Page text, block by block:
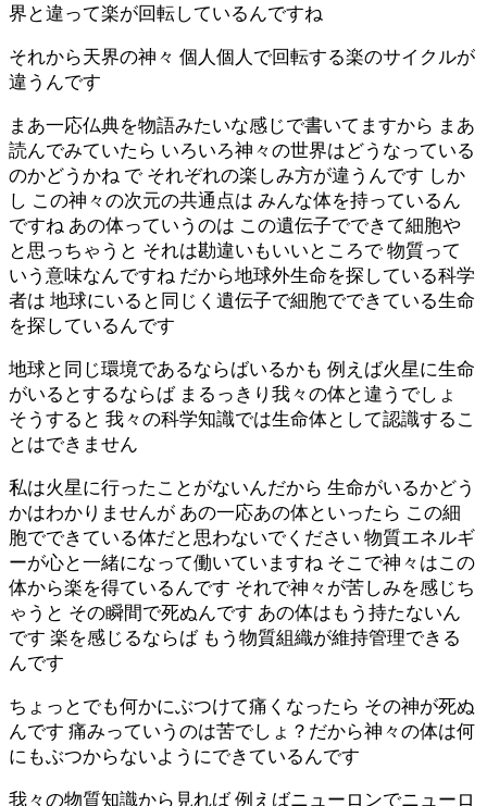
界と違って楽が回転しているんですね
それから天界の神々 個人個人で回転する楽のサイクルが
違うんです
まあ一応仏典を物語みたいな感じで書いてますから まあ
読んでみていたら いろいろ神々の世界はどうなっている
のかどうかね で それぞれの楽しみ方が違うんです しか
し この神々の次元の共通点は みんな体を持っているん
ですね あの体っていうのは この遺伝子でできて細胞や
と思っちゃうと それは勘違いもいいところで 物質って
いう意味なんですね だから地球外生命を探している科学
者は 地球にいると同じく遺伝子で細胞でできている生命
を探しているんです
地球と同じ環境であるならばいるかも 例えば火星に生命
がいるとするならば まるっきり我々の体と違うでしょ
そうすると 我々の科学知識では生命体として認識するこ
とはできません
私は火星に行ったことがないんだから 生命がいるかどう
かはわかりませんが あの一応あの体といったら この細
胞でできている体だと思わないでください 物質エネルギ
ーが心と一緒になって働いていますね そこで神々はこの
体から楽を得ているんです それで神々が苦しみを感じち
ゃうと その瞬間で死ぬんです あの体はもう持たないん
です 楽を感じるならば もう物質組織が維持管理できる
んです
ちょっとでも何かにぶつけて痛くなったら その神が死ぬ
んです 痛みっていうのは苦でしょ？だから神々の体は何
にもぶつからないようにできているんです
我々の物質知識から見れば 例えばニューロンでニューロ